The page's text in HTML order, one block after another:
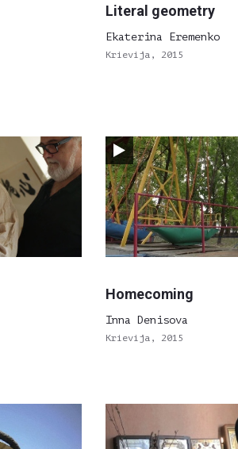
Literal geometry
Ekaterina Eremenko
Krievija, 2015
Homecoming
Inna Denisova
Krievija, 2015